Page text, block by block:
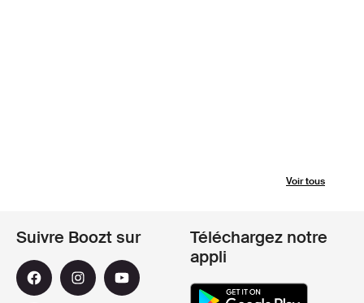
Voir tous
Suivre Boozt sur
Téléchargez notre
appli